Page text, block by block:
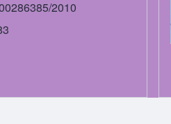
2010